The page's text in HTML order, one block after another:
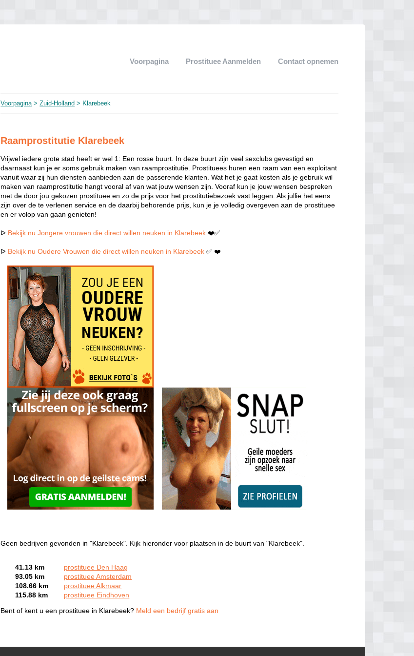
Voorpagina Prostituee Aanmelden Contact opnemen
Voorpagina>Zuid-Holland > Klarebeek
Raamprostitutie Klarebeek
Vrijwel iedere grote stad heeft er wel 1: Een rosse buurt. In deze buurt zijn veel sexclubs gevestigd en
daarnaast kun je er soms gebruik maken van raamprostitutie. Prostituees huren een raam van een exploitant
vanuit waar zij hun diensten aanbieden aan de passerende klanten. Wat het je gaat kosten als je gebruik wil
maken van raamprostitutie hangt vooral af van wat jouw wensen zijn. Vooraf kun je jouw wensen bespreken
met de door jou gekozen prostituee en zo de prijs voor het prostitutiebezoek vast leggen. Als jullie het eens
zijn over de te verlenen service en de daarbij behorende prijs, kun je je volledig overgeven aan de prostituee
en er volop van gaan genieten!
ᐅ Bekijk nu Jongere vrouwen die direct willen neuken in Klarebeek ❤️✅
ᐅ Bekijk nu Oudere Vrouwen die direct willen neuken in Klarebeek ✅ ❤️
Geen bedrijven gevonden in "Klarebeek". Kijk hieronder voor plaatsen in de buurt van "Klarebeek".
41.13 km
prostituee Den Haag
93.05 km
prostituee Amsterdam
108.66 km
prostituee Alkmaar
115.88 km
prostituee Eindhoven
Bent of kent u een prostituee in Klarebeek? Meld een bedrijf gratis aan